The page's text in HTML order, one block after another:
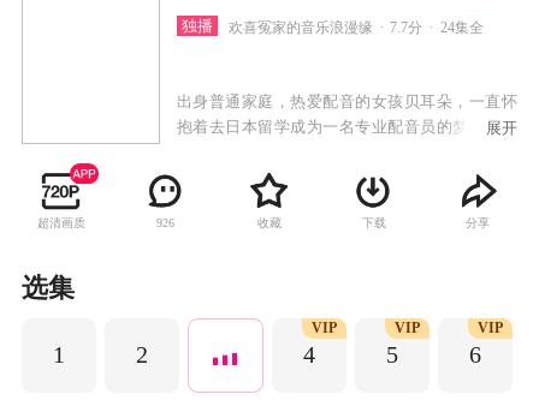
独播 欢喜冤家的音乐浪漫缘 7.7分 24集全
出身普通家庭，热爱配音的女孩贝耳朵，一直怀
抱着去日本留学成为一名专业配音员的梦想，但
不断安排相亲，让贝耳朵疲于应对。为了凑齐留
学的费用，也为了帮闺蜜唐栗救急，贝耳朵无奈
之下加入了一档情侣真人秀的节目，在节目中偶
人物，因为跟外甥郁升打赌失败，不得不愿赌服
输参与真人秀，替郁升解除危局。事实上，吸引
展开
超清画质 926 收藏 下载 分享
选集
1 2 4
VIP
5
VIP
6
VIP